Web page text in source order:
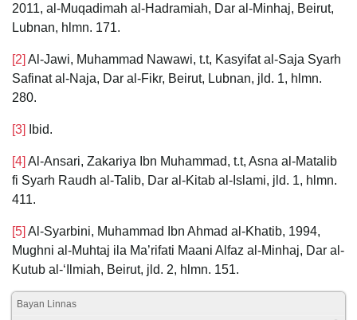
2011, al-Muqadimah al-Hadramiah, Dar al-Minhaj, Beirut,
Lubnan, hlmn. 171.
[2] Al-Jawi, Muhammad Nawawi, t.t, Kasyifat al-Saja Syarh
Safinat al-Naja, Dar al-Fikr, Beirut, Lubnan, jld. 1, hlmn.
280.
[3] Ibid.
[4] Al-Ansari, Zakariya Ibn Muhammad, t.t, Asna al-Matalib
fi Syarh Raudh al-Talib, Dar al-Kitab al-Islami, jld. 1, hlmn.
411.
[5] Al-Syarbini, Muhammad Ibn Ahmad al-Khatib, 1994,
Mughni al-Muhtaj ila Ma’rifati Maani Alfaz al-Minhaj, Dar al-
Kutub al-‘Ilmiah, Beirut, jld. 2, hlmn. 151.
Bayan Linnas